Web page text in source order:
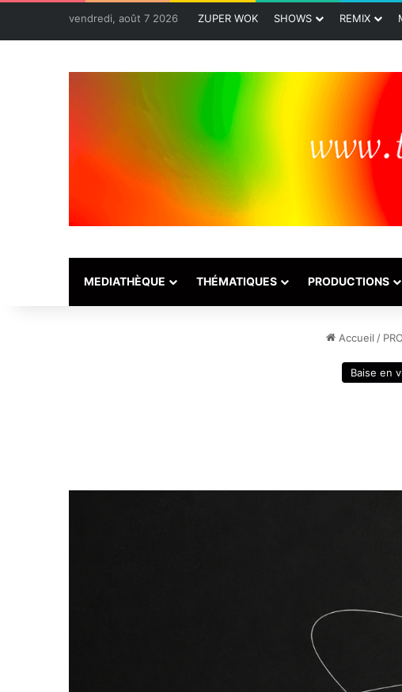
vendredi, août 7 2026 ZUPER WOK SHOWS REMIX
MEDIATHÈQUE THÉMATIQUES PRODUCTIONS
Accueil /
Baise en